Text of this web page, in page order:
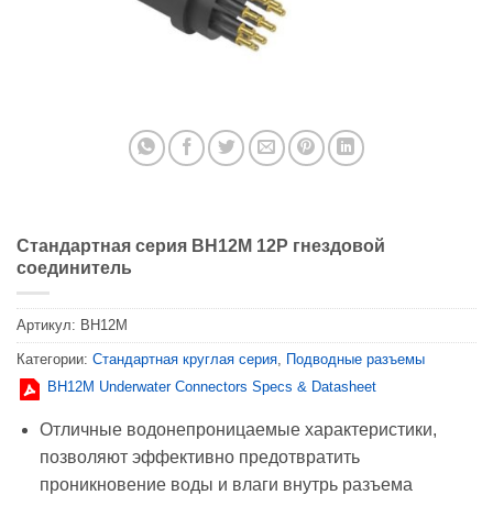
Стандартная серия BH12M 12P гнездовой
соединитель
Артикул: BH12M
Категории: Стандартная круглая серия Подводные разъемы
BH12M Underwater Connectors Specs & Datasheet
Отличные водонепроницаемые характеристики,
позволяют эффективно предотвратить
проникновение воды и влаги внутрь разъема